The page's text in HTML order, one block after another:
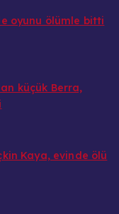
oyunu ölümle bitti
küçük Berra,
Kaya, evinde ölü